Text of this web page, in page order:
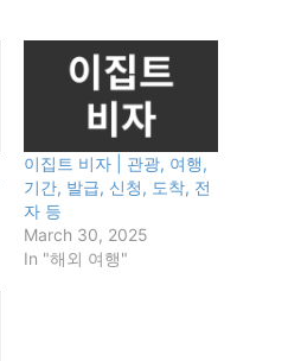
이집트 비자 | 관광, 여행,
기간, 발급, 신청, 도착, 전
자 등
March 30, 2025
In "해외 여행"